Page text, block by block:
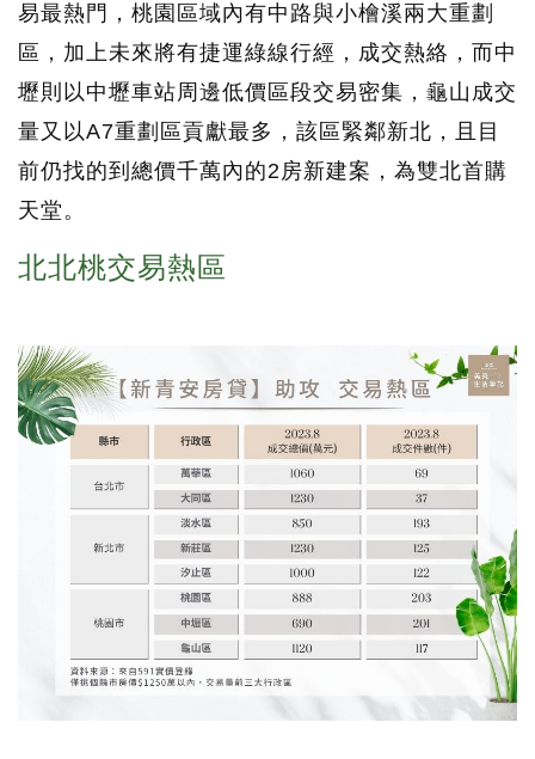
易最熱門，桃園區域內有中路與小檜溪兩大重劃
區，加上未來將有捷運綠線行經，成交熱絡，而中
壢則以中壢車站周邊低價區段交易密集，龜山成交
量又以A7重劃區貢獻最多，該區緊鄰新北，且目
前仍找的到總價千萬內的2房新建案，為雙北首購
天堂。
北北桃交易熱區